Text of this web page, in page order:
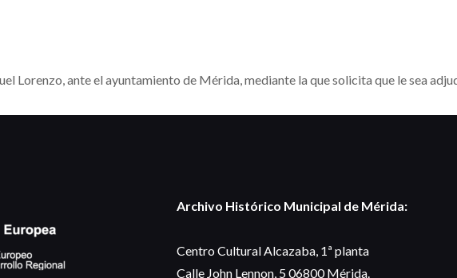
Lorenzo, ante el ayuntamiento de Mérida, mediante la que solicita que le sea
Archivo Histórico Municipal de Mérida:
Centro Cultural Alcazaba, 1ª planta
Calle John Lennon, 5 06800 Mérida.